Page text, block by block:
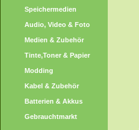
Speichermedien
Audio, Video & Foto
Medien & Zubehör
Tinte,Toner & Papier
Modding
Kabel & Zubehör
Batterien & Akkus
Gebrauchtmarkt